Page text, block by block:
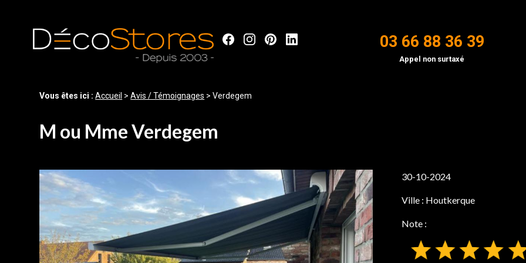
03 66 88 36 39
Appel non surtaxé
Vous êtes ici :Accueil >Avis / Témoignages >Verdegem
M ou Mme Verdegem
30-10-2024
Ville : Houtkerque
Note :